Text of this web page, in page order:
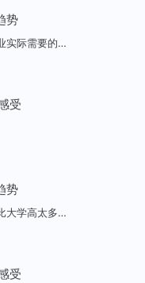
势
实际需要的…
受
势
大学高太多…
受